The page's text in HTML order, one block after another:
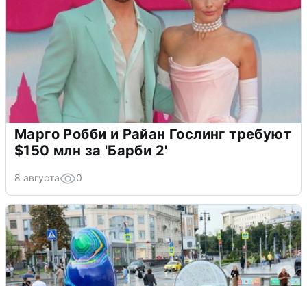
Марго Робби и Райан Гослинг требуют
$150 млн за 'Барби 2'
8 августа 0